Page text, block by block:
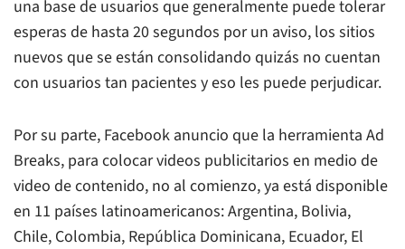
una base de usuarios que generalmente puede tolerar
esperas de hasta 20 segundos por un aviso, los sitios
nuevos que se están consolidando quizás no cuentan
con usuarios tan pacientes y eso les puede perjudicar.
Por su parte, Facebook anuncio que la herramienta Ad
Breaks, para colocar videos publicitarios en medio de
video de contenido, no al comienzo, ya está disponible
en 11 países latinoamericanos: Argentina, Bolivia,
Chile, Colombia, República Dominicana, Ecuador, El